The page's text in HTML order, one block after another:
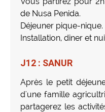
de Nusa Penida.
Déjeuner pique-nique.
Installation, diner et
J12 : SANUR
Après le petit
d'une famille
partagerez les